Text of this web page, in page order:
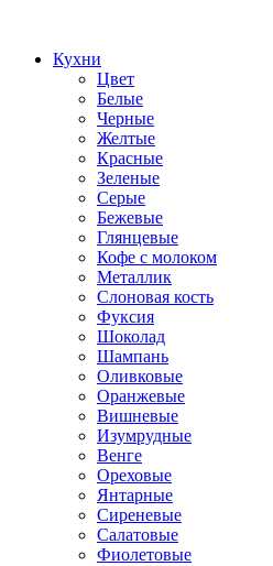
Кухни
Цвет
Белые
Черные
Желтые
Красные
Зеленые
Серые
Бежевые
Глянцевые
Кофе с молоком
Металлик
Слоновая кость
Фуксия
Шоколад
Шампань
Оливковые
Оранжевые
Вишневые
Изумрудные
Венге
Ореховые
Янтарные
Сиреневые
Салатовые
Фиолетовые